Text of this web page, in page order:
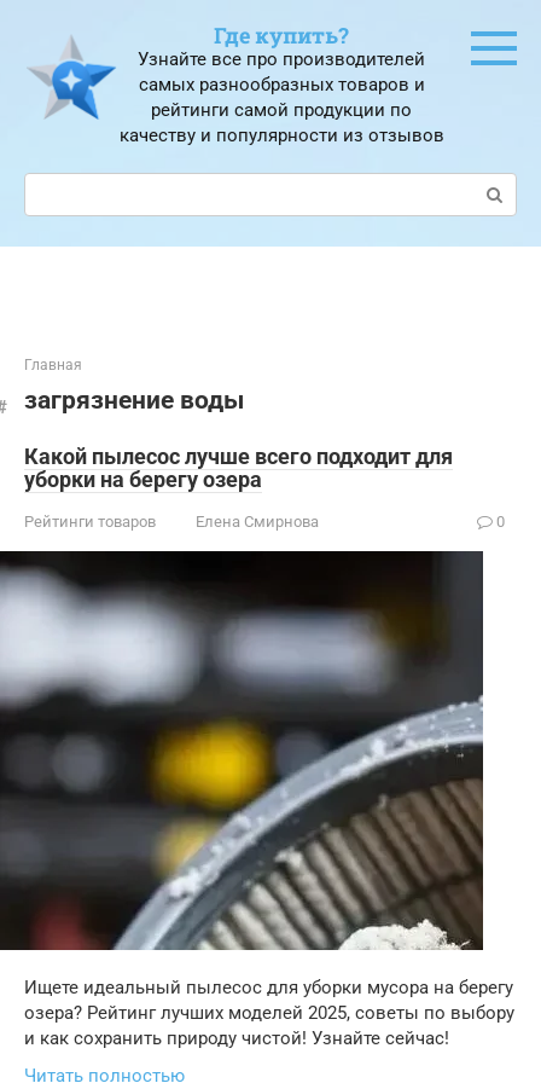
контенту
Где купить?
Узнайте все про производителей
самых разнообразных товаров и
рейтинги самой продукции по
качеству и популярности из отзывов
Поиск:
Главная
загрязнение воды
Какой пылесос лучше всего подходит для
уборки на берегу озера
Рейтинги товаров Елена Смирнова 0
Ищете идеальный пылесос для уборки мусора на берегу
озера? Рейтинг лучших моделей 2025, советы по выбору
и как сохранить природу чистой! Узнайте сейчас!
Читать полностью